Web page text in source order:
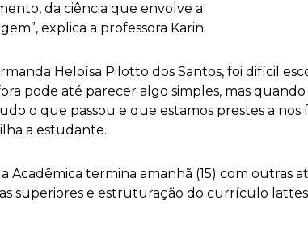
da ciência que envolve a
explica a professora Karin.
Heloísa Pilotto dos Santos, foi difícil
pode até parecer algo simples, mas
o que passou e que estamos prestes a
a estudante.
Acadêmica termina amanhã (15) com outras
superiores e estruturação do currículo